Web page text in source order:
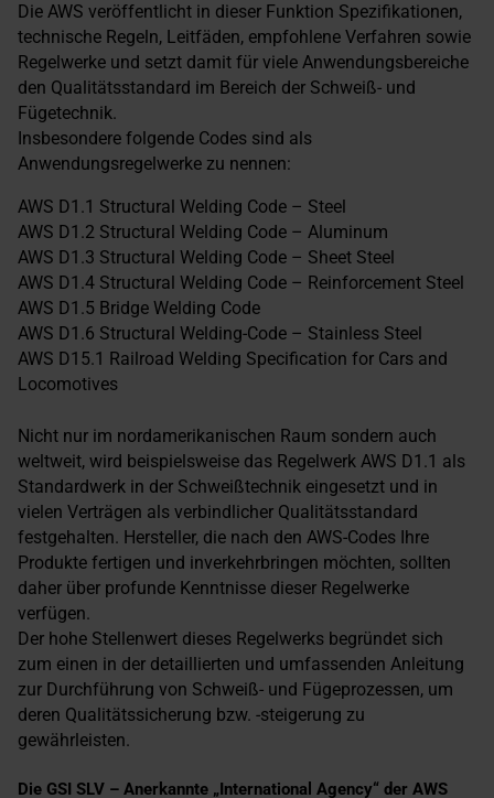
Die AWS veröffentlicht in dieser Funktion Spezifikationen,
technische Regeln, Leitfäden, empfohlene Verfahren sowie
Regelwerke und setzt damit für viele Anwendungsbereiche
den Qualitätsstandard im Bereich der Schweiß- und
Fügetechnik.
Insbesondere folgende Codes sind als
Anwendungsregelwerke zu nennen:
AWS D1.1 Structural Welding Code – Steel
AWS D1.2 Structural Welding Code – Aluminum
AWS D1.3 Structural Welding Code – Sheet Steel
AWS D1.4 Structural Welding Code – Reinforcement Steel
AWS D1.5 Bridge Welding Code
AWS D1.6 Structural Welding-Code – Stainless Steel
AWS D15.1 Railroad Welding Specification for Cars and
Locomotives
Nicht nur im nordamerikanischen Raum sondern auch
weltweit, wird beispielsweise das Regelwerk AWS D1.1 als
Standardwerk in der Schweißtechnik eingesetzt und in
vielen Verträgen als verbindlicher Qualitätsstandard
festgehalten. Hersteller, die nach den AWS-Codes Ihre
Produkte fertigen und inverkehrbringen möchten, sollten
daher über profunde Kenntnisse dieser Regelwerke
verfügen.
Der hohe Stellenwert dieses Regelwerks begründet sich
zum einen in der detaillierten und umfassenden Anleitung
zur Durchführung von Schweiß- und Fügeprozessen, um
deren Qualitätssicherung bzw. -steigerung zu
gewährleisten.
Die GSI SLV – Anerkannte „International Agency“ der AWS